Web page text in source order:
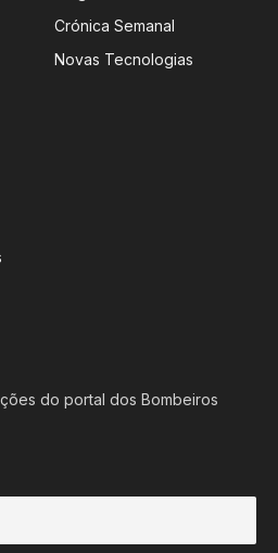
Crónica Semanal
Novas Tecnologias
do portal dos Bombeiros